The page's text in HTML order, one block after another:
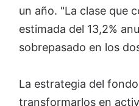
un año. "La clase que
estimada del 13,2%
sobrepasado en los
La estrategia del
transformarlos en